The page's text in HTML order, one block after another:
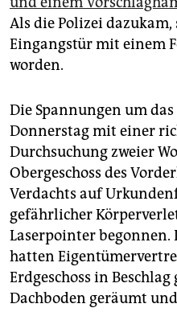
Als die Polizei dazukam,
Eingangstür mit einem
worden.
Die Spannungen um
Donnerstag mit einer
Durchsuchung zweier
Obergeschoss des
Verdachts auf
gefährlicher
Laserpointer begonnen.
hatten
Erdgeschoss in
Dachboden geräumt